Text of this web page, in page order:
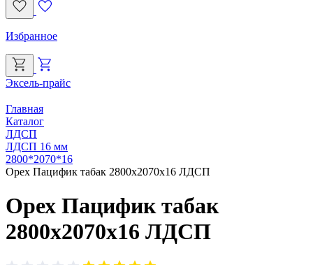
Избранное
Эксель-прайс
Главная
Каталог
ЛДСП
ЛДСП 16 мм
2800*2070*16
Орех Пацифик табак 2800х2070х16 ЛДСП
Орех Пацифик табак
2800х2070х16 ЛДСП